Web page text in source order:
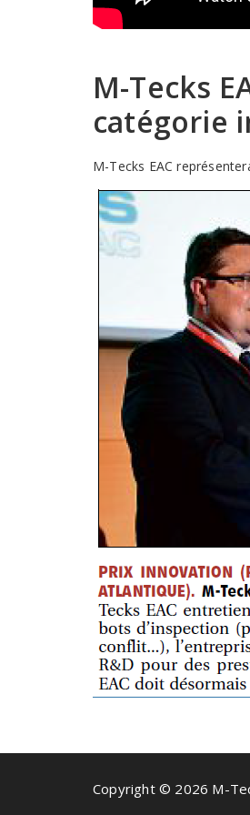
M-Tecks
catégorie
M-Tecks EAC
Copyright © 2026 M-